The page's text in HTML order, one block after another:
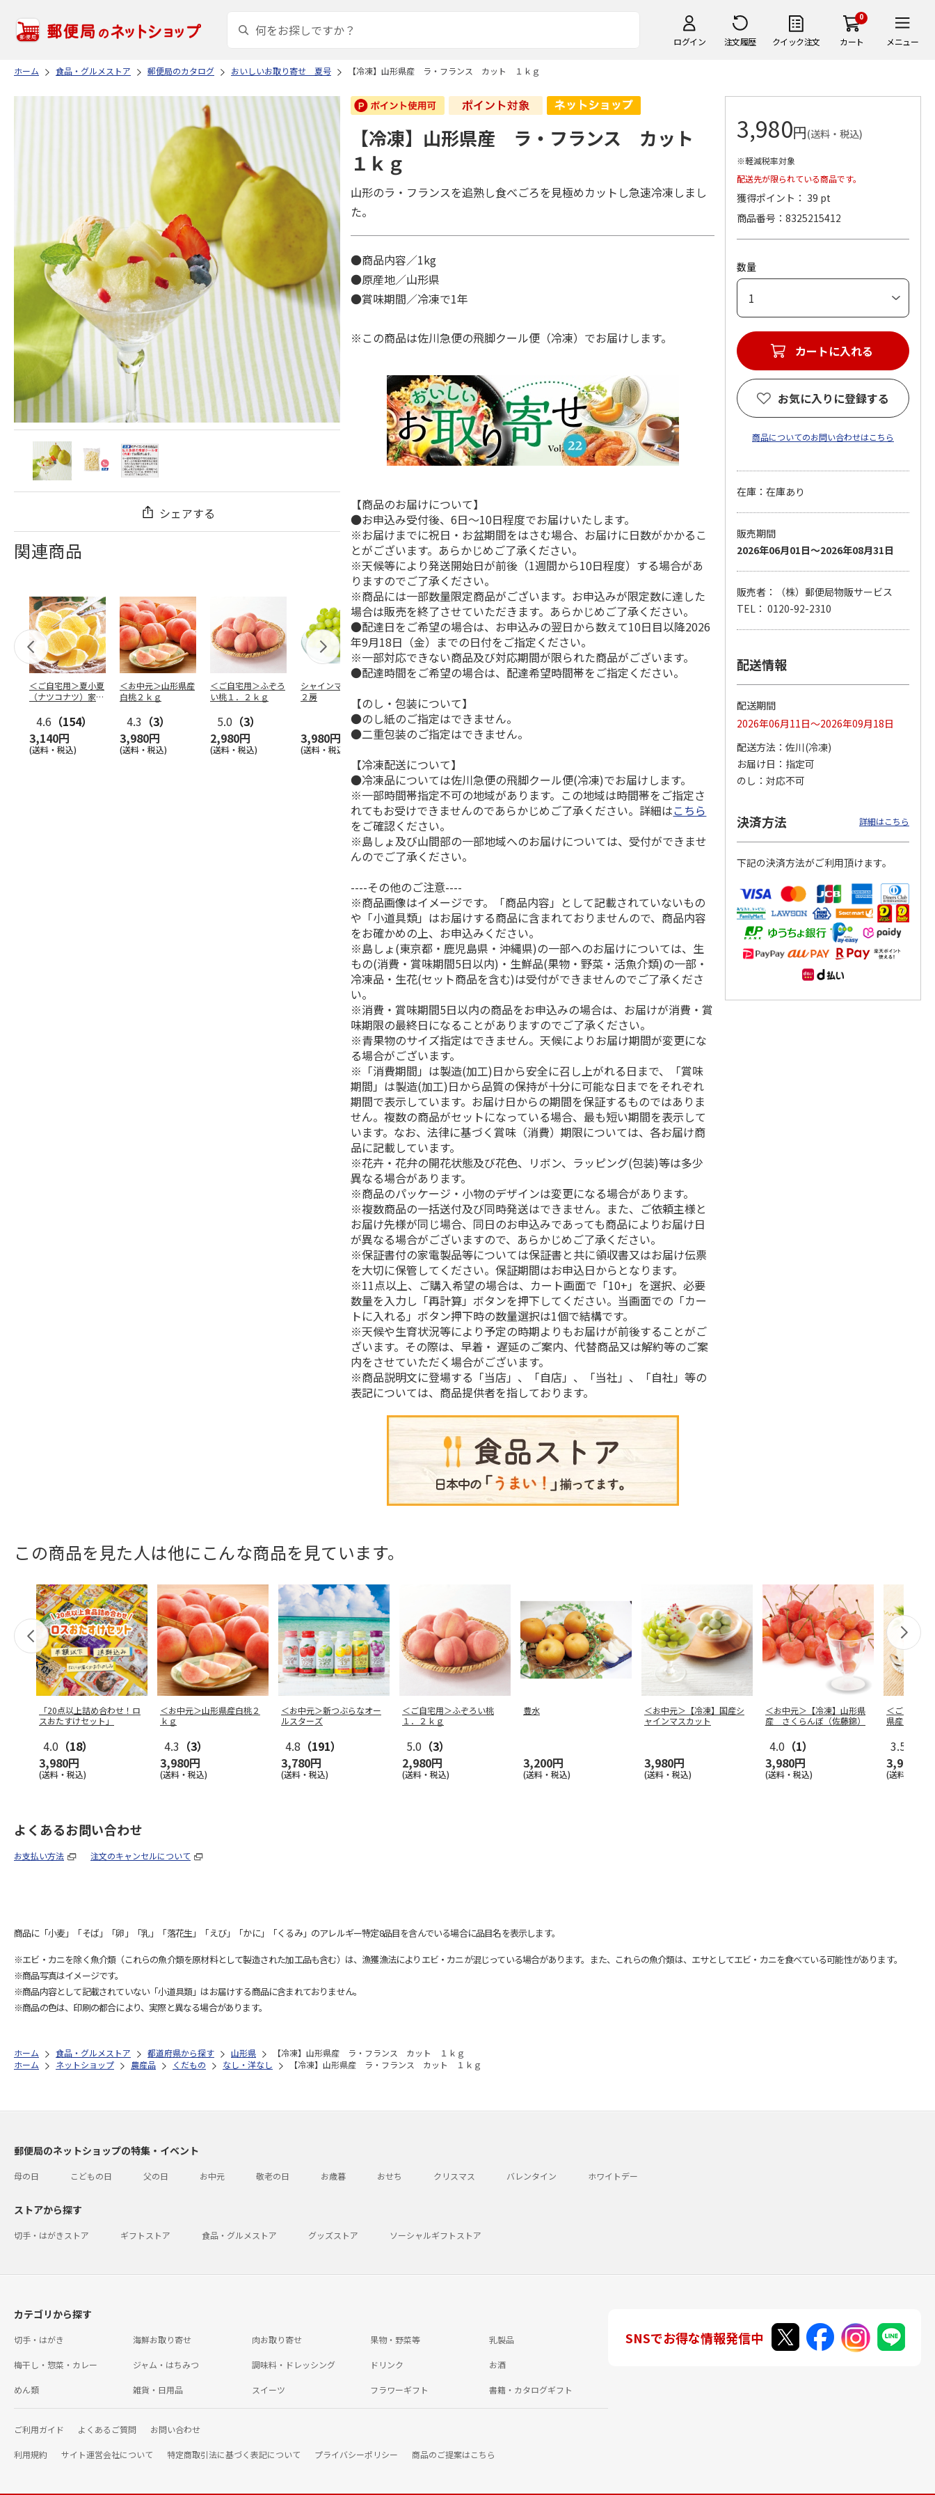
ログイン 注文履歴 クイック注文
0
カート メニュー
ホーム 食品・グルメストア 郵便局のカタログ おいしいお取り寄せ 夏号 【冷凍】山形県産 ラ・フランス カット １ｋｇ
シェアする
関連商品
＜ご自宅用＞夏小夏
（ナツコナツ）家庭
4.6 （154）
3,140円
(送料・税込)
＜お中元＞山形県産
白桃２ｋｇ
4.3 （3）
3,980円
(送料・税込)
＜ご自宅用＞ふぞろ
い桃１．２ｋｇ
5.0 （3）
2,980円
(送料・税込)
シャインマスカット
２房
3,980円
(送料・税込)
ース
4.5（102）
3,780円
4.7（10）
4,150円
訳あり黄桃
(送料・税込)
シャインマスカッ
【冷凍】山形県産 ラ・フランス カット
１ｋｇ
山形のラ・フランスを追熟し食べごろを見極めカットし急速冷凍しまし
た。
●商品内容／1kg
●原産地／山形県
●賞味期間／冷凍で1年
※この商品は佐川急便の飛脚クール便（冷凍）でお届けします。
【商品のお届けについて】
●お申込み受付後、6日～10日程度でお届けいたします。
※お届けまでに祝日・お盆期間をはさむ場合、お届けに日数がかかるこ
とがございます。あらかじめご了承ください。
※天候等により発送開始日が前後（1週間から10日程度）する場合があ
りますのでご了承ください。
※商品には一部数量限定商品がございます。お申込みが限定数に達した
場合は販売を終了させていただきます。あらかじめご了承ください。
●配達日をご希望の場合は、お申込みの翌日から数えて10日目以降2026
年9月18日（金）までの日付をご指定ください。
※一部対応できない商品及び対応期間が限られた商品がございます。
●配達時間をご希望の場合は、配達希望時間帯をご指定ください。
【のし・包装について】
●のし紙のご指定はできません。
●二重包装のご指定はできません。
【冷凍配送について】
●冷凍品については佐川急便の飛脚クール便(冷凍)でお届けします。
※一部時間帯指定不可の地域があります。この地域は時間帯をご指定さ
れてもお受けできませんのであらかじめご了承ください。詳細はこちら
をご確認ください。
※島しょ及び山間部の一部地域へのお届けについては、受付ができませ
んのでご了承ください。
----その他のご注意----
※商品画像はイメージです。「商品内容」として記載されていないもの
や「小道具類」はお届けする商品に含まれておりませんので、商品内容
をお確かめの上、お申込みください。
※島しょ(東京都・鹿児島県・沖縄県)の一部へのお届けについては、生
もの(消費・賞味期間5日以内)・生鮮品(果物・野菜・活魚介類)の一部・
冷凍品・生花(セット商品を含む)は受付ができませんのでご了承くださ
い。
※消費・賞味期間5日以内の商品をお申込みの場合は、お届けが消費・賞
味期限の最終日になることがありますのでご了承ください。
※青果物のサイズ指定はできません。天候によりお届け期間が変更にな
る場合がございます。
※「消費期間」は製造(加工)日から安全に召し上がれる日まで、「賞味
期間」は製造(加工)日から品質の保持が十分に可能な日までをそれぞれ
期間で表示しています。お届け日からの期間を保証するものではありま
せん。複数の商品がセットになっている場合、最も短い期間を表示して
います。なお、法律に基づく賞味（消費）期限については、各お届け商
品に記載しています。
※花卉・花弁の開花状態及び花色、リボン、ラッピング(包装)等は多少
異なる場合があります。
※商品のパッケージ・小物のデザインは変更になる場合があります。
※複数商品の一括送付及び同時発送はできません。また、ご依頼主様と
お届け先様が同じ場合、同日のお申込みであっても商品によりお届け日
が異なる場合がございますので、あらかじめご了承ください。
※保証書付の家電製品等については保証書と共に領収書又はお届け伝票
を大切に保管してください。保証期間はお申込日からとなります。
※11点以上、ご購入希望の場合は、カート画面で「10+」を選択、必要
数量を入力し「再計算」ボタンを押下してください。当画面での「カー
トに入れる」ボタン押下時の数量選択は1個で結構です。
※天候や生育状況等により予定の時期よりもお届けが前後することがご
ざいます。その際は、早着・ 遅延のご案内、代替商品又は解約等のご案
内をさせていただく場合がございます。
※商品説明文に登場する「当店」、「自店」、「当社」、「自社」等の
表記については、商品提供者を指しております。
3,980円(送料・税込)
※軽減税率対象
配送先が限られている商品です。
獲得ポイント： 39 pt
商品番号
8325215412
数量
カートに入れる
お気に入りに登録する
商品についてのお問い合わせはこちら
在庫：在庫あり
販売期間
2026年06月01日～2026年08月31日
販売者：（株）郵便局物販サービス
TEL： 0120-92-2310
配送情報
配送期間
2026年06月11日～2026年09月18日
配送方法
佐川(冷凍)
お届け日
指定可
のし
対応不可
決済方法 詳細はこちら
下記の決済方法がご利用頂けます。
この商品を見た人は他にこんな商品を見ています。
「20点以上詰め合わせ！ロ
スおたすけセット」
4.0 （18）
3,980円
(送料・税込)
＜お中元＞山形県産白桃２
ｋｇ
4.3 （3）
3,980円
(送料・税込)
＜お中元＞新つぶらなオー
ルスターズ
4.8 （191）
3,780円
(送料・税込)
＜ご自宅用＞ふぞろい桃
１．２ｋｇ
5.0 （3）
2,980円
(送料・税込)
豊水
3,200円
(送料・税込)
＜お中元＞【冷凍】国産シ
ャインマスカット
3,980円
(送料・税込)
＜お中元＞【冷凍】山形県
産 さくらんぼ（佐藤錦）
4.0 （1）
3,980円
(送料・税込)
＜ご自宅用
県産 白桃
3.5
3,980円
(送料・税込)
よくあるお問い合わせ
お支払い方法 注文のキャンセルについて
商品に「小麦」「そば」「卵」「乳」「落花生」「えび」「かに」「くるみ」のアレルギー特定8品目を含んでいる場合に品目名を表示します。
※エビ・カニを除く魚介類（これらの魚介類を原材料として製造された加工品も含む）は、漁獲漁法によりエビ・カニが混じっている場合があります。また、これらの魚介類は、エサとしてエビ・カニを食べている可能性があります。
※商品写真はイメージです。
※商品内容として記載されていない「小道具類」はお届けする商品に含まれておりません。
※商品の色は、印刷の都合により、実際と異なる場合があります。
ホーム 食品・グルメストア 都道府県から探す 山形県
【冷凍】山形県産 ラ・フランス カット １ｋｇ
ホーム
ネットショップ 農産品 くだもの なし・洋なし 【冷凍】山形県産 ラ・フランス カット １ｋｇ
郵便局のネットショップの特集・イベント
母の日 こどもの日 父の日 お中元 敬老の日 お歳暮 おせち クリスマス バレンタイン ホワイトデー
ストアから探す
切手・はがきストア ギフトストア 食品・グルメストア グッズストア ソーシャルギフトストア
カテゴリから探す
切手・はがき 海鮮お取り寄せ 肉お取り寄せ 果物・野菜等 乳製品
梅干し・惣菜・カレー ジャム・はちみつ 調味料・ドレッシング ドリンク お酒
めん類 雑貨・日用品 スイーツ フラワーギフト 書籍・カタログギフト
ご利用ガイド よくあるご質問 お問い合わせ
利用規約 サイト運営会社について 特定商取引法に基づく表記について プライバシーポリシー 商品のご提案はこちら
SNSでお得な情報発信中